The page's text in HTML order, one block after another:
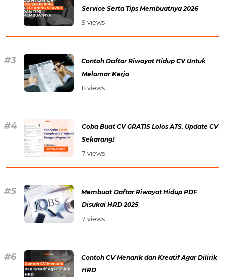
Service Serta Tips Membuatnya 2026
9 views
Contoh Daftar Riwayat Hidup CV Untuk
Melamar Kerja
8 views
Coba Buat CV GRATIS Lolos ATS. Update CV
Sekarang!
7 views
Membuat Daftar Riwayat Hidup PDF
Disukai HRD 2025
7 views
Contoh CV Menarik dan Kreatif Agar Dilirik
HRD